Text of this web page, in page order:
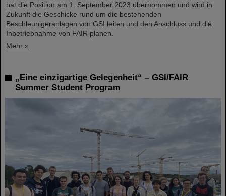
hat die Position am 1. September 2023 übernommen und wird in
Zukunft die Geschicke rund um die bestehenden
Beschleunigeranlagen von GSI leiten und den Anschluss und die
Inbetriebnahme von FAIR planen.
Mehr »
„Eine einzigartige Gelegenheit“ – GSI/FAIR
Summer Student Program